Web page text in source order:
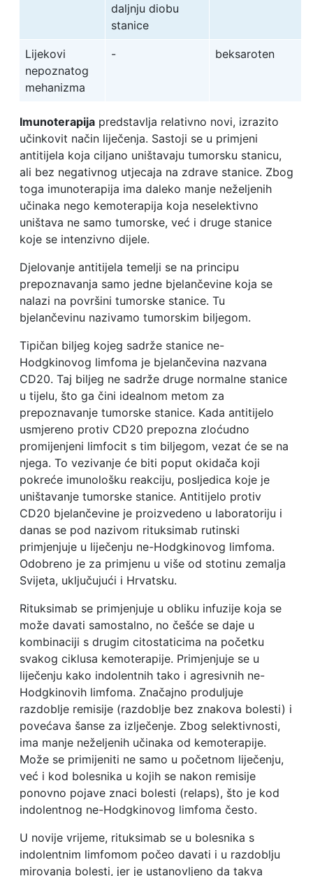
daljnju diobu
stanice
Lijekovi
nepoznatog
mehanizma
- beksaroten
Imunoterapijapredstavlja relativno novi, izrazito
učinkovit način liječenja. Sastoji se u primjeni
antitijela koja ciljano uništavaju tumorsku stanicu,
ali bez negativnog utjecaja na zdrave stanice. Zbog
toga imunoterapija ima daleko manje neželjenih
učinaka nego kemoterapija koja neselektivno
uništava ne samo tumorske, već i druge stanice
koje se intenzivno dijele.
Djelovanje antitijela temelji se na principu
prepoznavanja samo jedne bjelančevine koja se
nalazi na površini tumorske stanice. Tu
bjelančevinu nazivamo tumorskim biljegom.
Tipičan biljeg kojeg sadrže stanice ne-
Hodgkinovog limfoma je bjelančevina nazvana
CD20. Taj biljeg ne sadrže druge normalne stanice
u tijelu, što ga čini idealnom metom za
prepoznavanje tumorske stanice. Kada antitijelo
usmjereno protiv CD20 prepozna zloćudno
promijenjeni limfocit s tim biljegom, vezat će se na
njega. To vezivanje će biti poput okidača koji
pokreće imunološku reakciju, posljedica koje je
uništavanje tumorske stanice. Antitijelo protiv
CD20 bjelančevine je proizvedeno u laboratoriju i
danas se pod nazivom rituksimab rutinski
primjenjuje u liječenju ne-Hodgkinovog limfoma.
Odobreno je za primjenu u više od stotinu zemalja
Svijeta, uključujući i Hrvatsku.
Rituksimab se primjenjuje u obliku infuzije koja se
može davati samostalno, no češće se daje u
kombinaciji s drugim citostaticima na početku
svakog ciklusa kemoterapije. Primjenjuje se u
liječenju kako indolentnih tako i agresivnih ne-
Hodgkinovih limfoma. Značajno produljuje
razdoblje remisije (razdoblje bez znakova bolesti) i
povećava šanse za izlječenje. Zbog selektivnosti,
ima manje neželjenih učinaka od kemoterapije.
Može se primijeniti ne samo u početnom liječenju,
već i kod bolesnika u kojih se nakon remisije
ponovno pojave znaci bolesti (relaps), što je kod
indolentnog ne-Hodgkinovog limfoma često.
U novije vrijeme, rituksimab se u bolesnika s
indolentnim limfomom počeo davati i u razdoblju
mirovanja bolesti, jer je ustanovljeno da takva